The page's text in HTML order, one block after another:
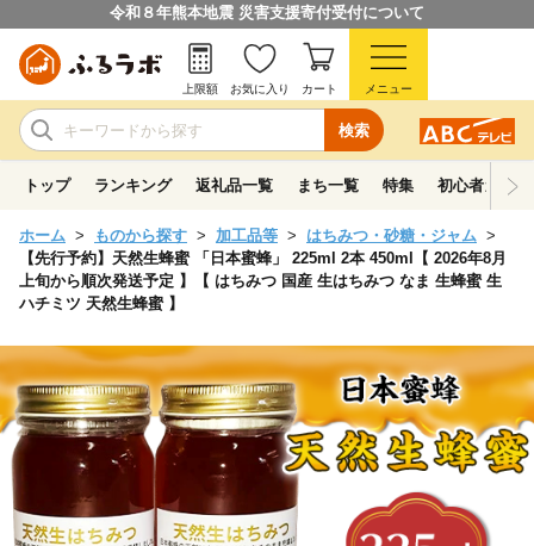
令和８年熊本地震 災害支援寄付受付について
検索
上限額 お気に入り カート メニュー
トップ ランキング 返礼品一覧 まち一覧 特集 初心者ガイド
ホーム ものから探す 加工品等
はちみつ・砂糖・ジャム
【先行予約】天然生蜂蜜 「日本蜜蜂」 225ml 2本 450ml【 2026年8月
上旬から順次発送予定 】【 はちみつ 国産 生はちみつ なま 生蜂蜜 生
ハチミツ 天然生蜂蜜 】